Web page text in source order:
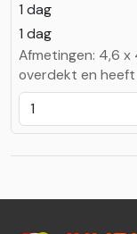
1 dag
1 dag
Afmetingen: 4,6 x
overdekt en heeft